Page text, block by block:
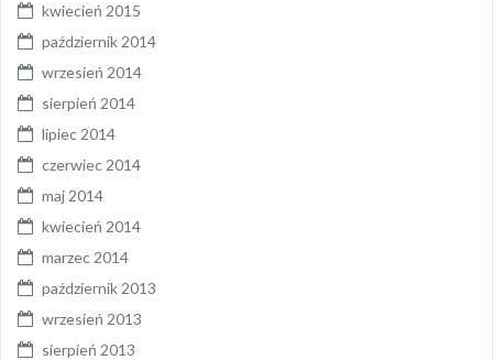
kwiecień 2015
październik 2014
wrzesień 2014
sierpień 2014
lipiec 2014
czerwiec 2014
maj 2014
kwiecień 2014
marzec 2014
październik 2013
wrzesień 2013
sierpień 2013